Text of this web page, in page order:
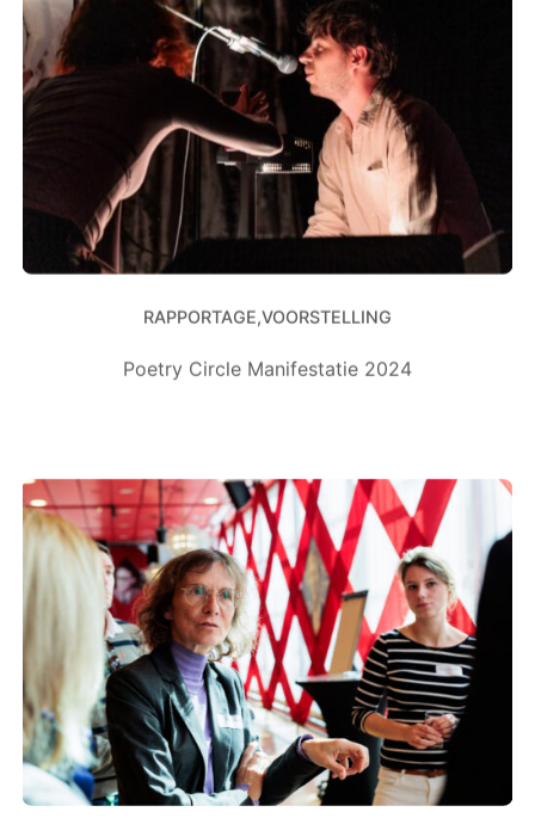
RAPPORTAGE VOORSTELLING
Poetry Circle Manifestatie 2024